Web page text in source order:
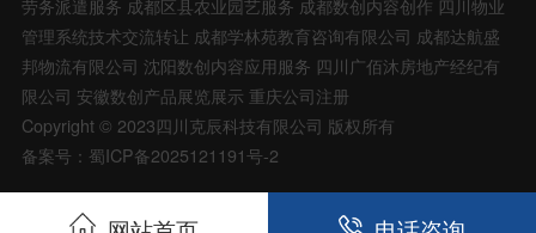
劳务派遣服务 成都区县农业园艺服务 成都数创内容创作 四川物业
管理系统技术交流转让 成都学林苑教育咨询有限公司 成都达航盛
邦物流有限公司 沈阳数创内容应用服务 四川广佰沐房地产经纪有
限公司 安徽数创产品展览展示 重庆公司注册
Copyright © 2023四川克辰科技有限公司 版权所有
备案号：蜀ICP备2025121191号-2